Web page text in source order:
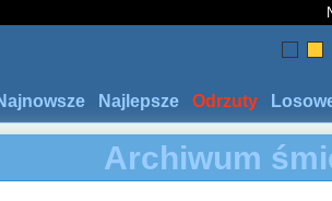
Odrzuty
Najlepsze
Archiwum